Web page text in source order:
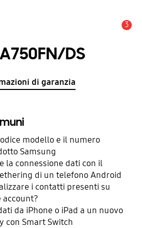
3
DS
di garanzia
modello e il numero
Samsung
la connessione dati con il
di un telefono Android
i contatti presenti su
account?
da iPhone o iPad a un nuovo
con Smart Switch